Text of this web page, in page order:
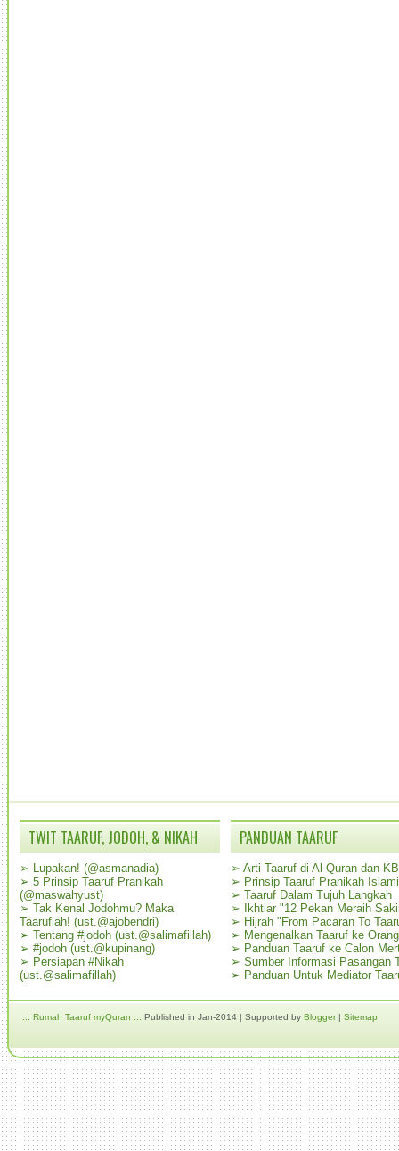
TWIT TAARUF, JODOH, & NIKAH
➢ Lupakan! (@asmanadia)
➢ 5 Prinsip Taaruf Pranikah
(@maswahyust)
➢ Tak Kenal Jodohmu? Maka
Taaruflah! (ust.@ajobendri)
➢ Tentang #jodoh (ust.@salimafillah)
➢ #jodoh (ust.@kupinang)
➢ Persiapan #Nikah
(ust.@salimafillah)
PANDUAN TAARUF
➢ Arti Taaruf di Al Quran dan
➢ Prinsip Taaruf Pranikah Islami
➢ Taaruf Dalam Tujuh Langkah
➢
Ikhtiar "12 Pekan Meraih
➢ Hijrah "From Pacaran To
➢ Mengenalkan Taaruf ke
➢ Panduan Taaruf ke Calon
➢ Sumber Informasi Pasangan
➢ Panduan Untuk Mediator
.:: Rumah Taaruf myQuran ::. Published in Jan-2014 | Supported by Blogger| Sitemap